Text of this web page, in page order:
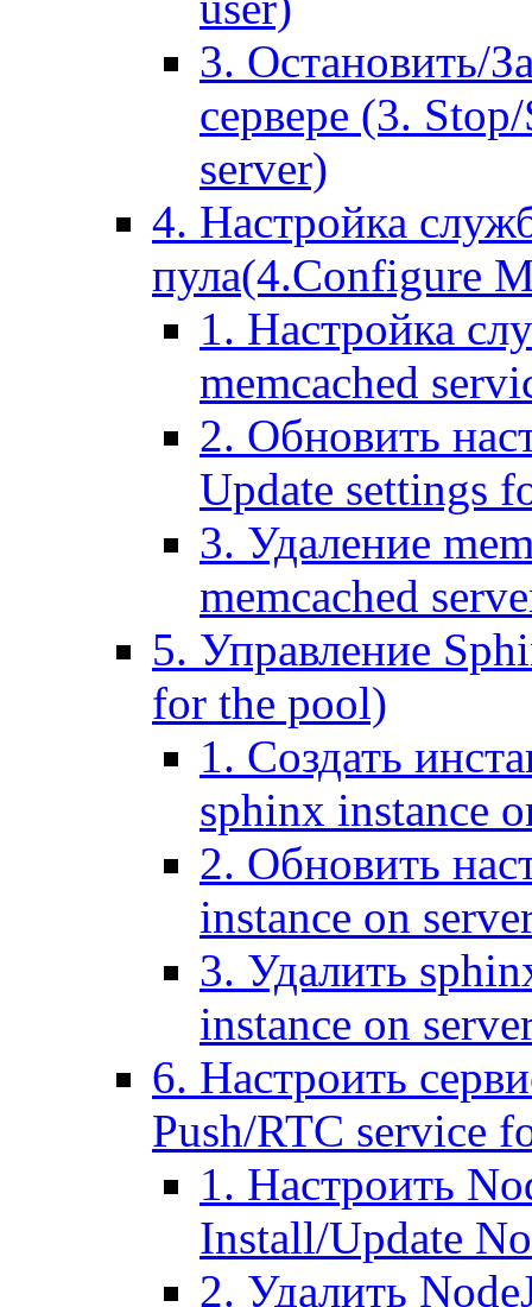
3. Остановить/
сервере (3.
server)
4. Настройка
пула(4.Configure
1. Настройка
memcached
2. Обновить
Update settings
3. Удаление
memcached
5. Управление
for the pool)
1. Создать
sphinx instance
2. Обновить
instance on
3. Удалить
instance on
6. Настроить
Push/RTC service
1. Настроить
Install/Update
2. Удалить